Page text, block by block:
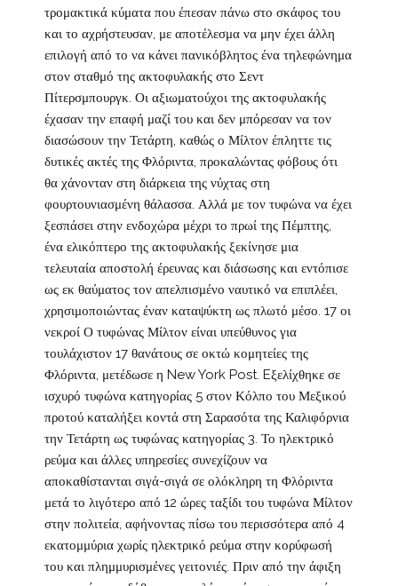
τρομακτικά κύματα που έπεσαν πάνω στο σκάφος του
και το αχρήστευσαν, με αποτέλεσμα να μην έχει άλλη
επιλογή από το να κάνει πανικόβλητος ένα τηλεφώνημα
στον σταθμό της ακτοφυλακής στο Σεντ
Πίτερσμπουργκ. Οι αξιωματούχοι της ακτοφυλακής
έχασαν την επαφή μαζί του και δεν μπόρεσαν να τον
διασώσουν την Τετάρτη, καθώς ο Μίλτον έπληττε τις
δυτικές ακτές της Φλόριντα, προκαλώντας φόβους ότι
θα χάνονταν στη διάρκεια της νύχτας στη
φουρτουνιασμένη θάλασσα. Αλλά με τον τυφώνα να έχει
ξεσπάσει στην ενδοχώρα μέχρι το πρωί της Πέμπτης,
ένα ελικόπτερο της ακτοφυλακής ξεκίνησε μια
τελευταία αποστολή έρευνας και διάσωσης και εντόπισε
ως εκ θαύματος τον απελπισμένο ναυτικό να επιπλέει,
χρησιμοποιώντας έναν καταψύκτη ως πλωτό μέσο. 17 οι
νεκροί Ο τυφώνας Μίλτον είναι υπεύθυνος για
τουλάχιστον 17 θανάτους σε οκτώ κομητείες της
Φλόριντα, μετέδωσε η New York Post. Eξελίχθηκε σε
ισχυρό τυφώνα κατηγορίας 5 στον Κόλπο του Μεξικού
προτού καταλήξει κοντά στη Σαρασότα της Καλιφόρνια
την Τετάρτη ως τυφώνας κατηγορίας 3. Το ηλεκτρικό
ρεύμα και άλλες υπηρεσίες συνεχίζουν να
αποκαθίστανται σιγά-σιγά σε ολόκληρη τη Φλόριντα
μετά το λιγότερο από 12 ώρες ταξίδι του τυφώνα Μίλτον
στην πολιτεία, αφήνοντας πίσω του περισσότερα από 4
εκατομμύρια χωρίς ηλεκτρικό ρεύμα στην κορύφωσή
του και πλημμυρισμένες γειτονιές. Πριν από την άφιξη